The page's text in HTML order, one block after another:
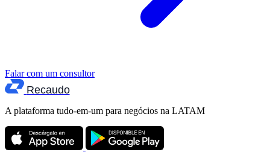
Falar com um consultor
Recaudo
A plataforma tudo-em-um para negócios na LATAM